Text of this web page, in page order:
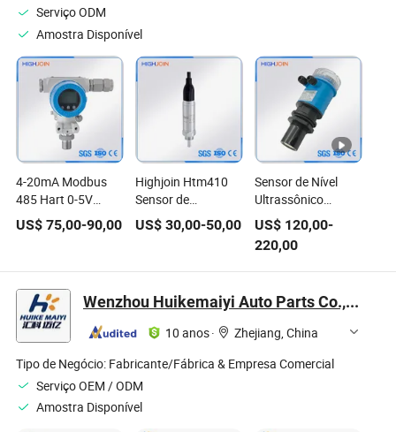
Serviço ODM
Amostra Disponível
4-20mA Modbus
485 Hart 0-5V
Transdutor Display
Digital LCD Sensor
de Explosão
US$75,00-90,00
Highjoin Htm410
Sensor de
Temperatura
Submersível de Aço
Tamanho
Dispositivo de
Medição de
Temperatura de
Líquido com
Rosca
US$ 30,00-50,00
Sensor de Nível
Ultrassônico
Transmissor de
Nível de Líquido
Medidor
US$ 120,00-
220,00
Wenzhou Huikemaiyi Auto Parts Co., Ltd
10 anos·
Zhejiang, China
Tipo de Negócio: Fabricante/Fábrica & Empresa Comercial
Serviço OEM / ODM
Amostra Disponível